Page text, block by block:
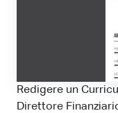
Redigere un
Direttore